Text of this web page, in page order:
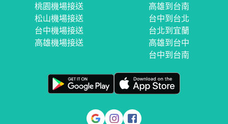
桃園機場接送
松山機場接送
台中機場接送
高雄機場接送
高雄到台南
台中到台北
台北到宜蘭
高雄到台中
台中到台南